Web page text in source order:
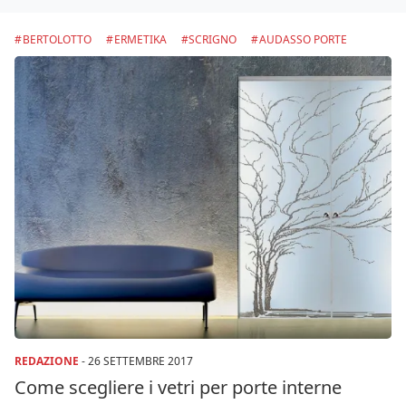
BERTOLOTTO ERMETIKA SCRIGNO AUDASSO PORTE
REDAZIONE -26 SETTEMBRE 2017
Come scegliere i vetri per porte interne